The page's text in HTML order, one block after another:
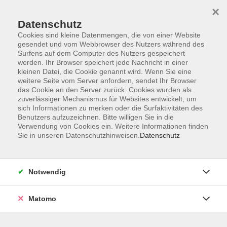
Zum Hauptinhalt springen
Der Kurs konnte nicht gefunden werden.
Barrierefreiheitserklärung
Datenschutz
Cookies sind kleine Datenmengen, die von einer Website
gesendet und vom Webbrowser des Nutzers während des
Surfens auf dem Computer des Nutzers gespeichert
werden. Ihr Browser speichert jede Nachricht in einer
kleinen Datei, die Cookie genannt wird. Wenn Sie eine
weitere Seite vom Server anfordern, sendet Ihr Browser
das Cookie an den Server zurück. Cookies wurden als
zuverlässiger Mechanismus für Websites entwickelt, um
sich Informationen zu merken oder die Surfaktivitäten des
Benutzers aufzuzeichnen. Bitte willigen Sie in die
Verwendung von Cookies ein. Weitere Informationen finden
Sie in unseren Datenschutzhinweisen. Datenschutz
×
Notwendig
Matomo